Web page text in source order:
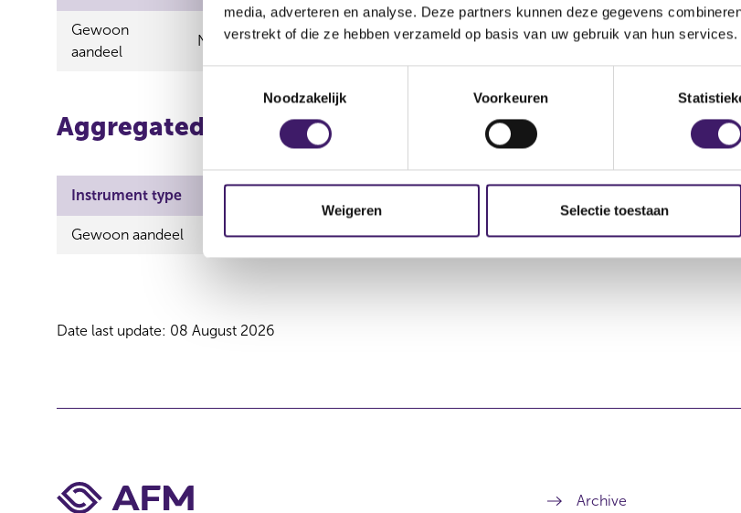
media, adverteren en analyse. Deze partners kunnen deze gegevens
verstrekt of die ze hebben verzameld op basis van uw gebruik van hun services.
e
i
s
e
Noodzakelijk Voorkeuren
Weigeren Selectie toestaan
Gewoon
aandeel
NL0015002MS2 Verwerving Koop Nee
Aggregated information
Instrument type
Gewoon aandeel NL0015002MS2 Verwerving Koop
Date last update: 08 August 2026
Archive